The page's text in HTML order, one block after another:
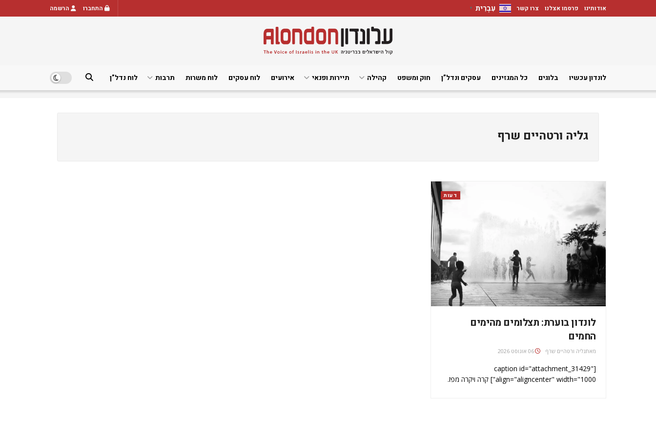
אודותינו פרסמו אצלנו צרו קשר עִבְרִית ▼ התחברו הרשמה
לונדון עכשיו בלוגים כל המגזינים עסקים ונדל”ן חוק ומשפט קהילה תיירות ופנאי אירועים לוח עסקים לוח משרות תרבות לוח נדל”ן
גליה ורטהיים שרף
דעות
לונדון בוערת: תצלומים מהימים
החמים
מאתגליה ורטהיים שרף 06 אוגוסט 2026
[caption id="attachment_31429"
align="aligncenter" width="1000"] קרה ויקרה מפז.